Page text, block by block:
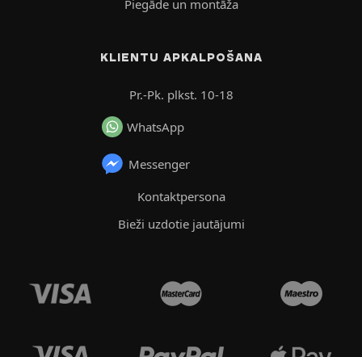
Piegāde un montāža
KLIENTU APKALPOŠANA
Pr.-Pk. plkst. 10-18
WhatsApp
Messenger
Kontaktpersona
Bieži uzdotie jautājumi